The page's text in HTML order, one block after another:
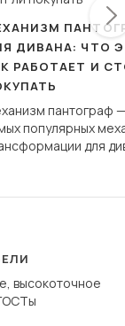
ДИВАНА: ЧТО
РАБОТАЕТ И
пантограф
популярных
для
не
высокоточное